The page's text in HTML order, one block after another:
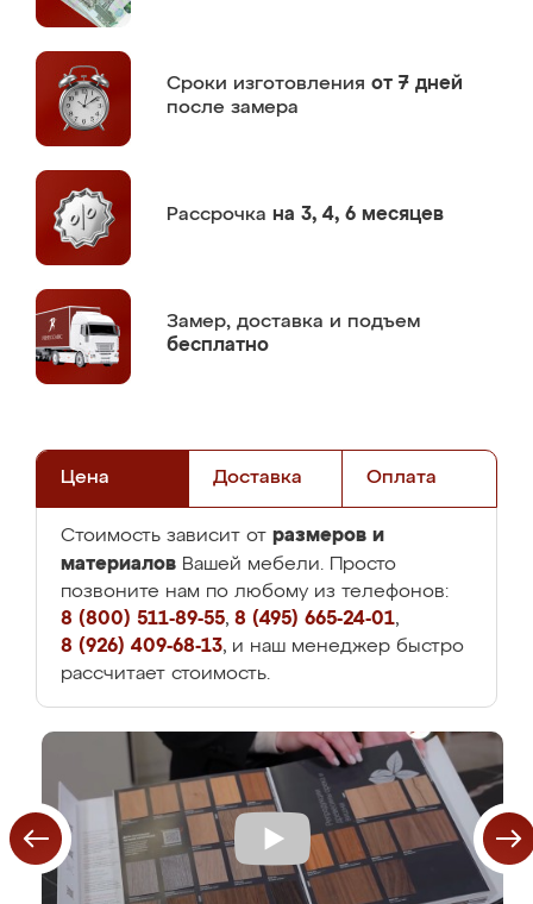
Сроки изготовления от 7 дней
после замера
Рассрочка на 3, 4, 6 месяцев
Замер, доставка и подъем
бесплатно
Цена Доставка Оплата
Стоимость зависит от размеров и
материалов Вашей мебели. Просто
позвоните нам по любому из телефонов:
8 (800) 511-89-55, 8 (495) 665-24-01,
8 (926) 409-68-13, и наш менеджер быстро
рассчитает стоимость.